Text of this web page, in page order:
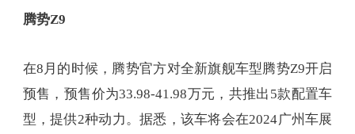
腾势Z9
在8月的时候，腾势官方对全新旗舰车型腾势Z9开启
预售，预售价为33.98-41.98万元，共推出5款配置车
型，提供2种动力。据悉，该车将会在2024广州车展